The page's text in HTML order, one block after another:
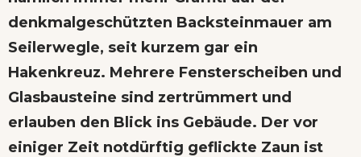
denkmalgeschützten Backsteinmauer am
Seilerwegle, seit kurzem gar ein
Hakenkreuz. Mehrere Fensterscheiben und
Glasbausteine sind zertrümmert und
erlauben den Blick ins Gebäude. Der vor
einiger Zeit notdürftig geflickte Zaun ist